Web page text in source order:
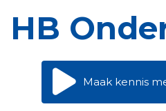
Praktische zaken
Ouders
HB Onderwijs
HB
Maak kennis